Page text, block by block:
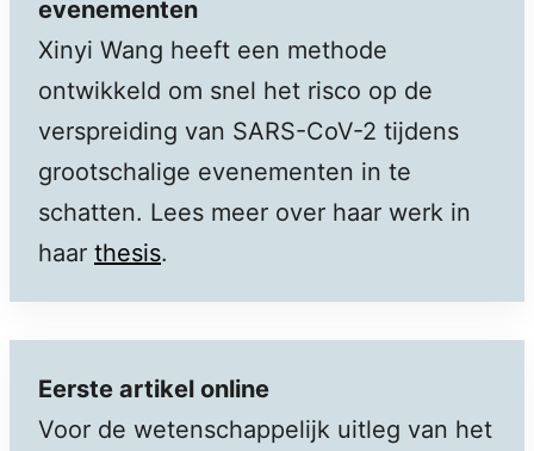
evenementen
Xinyi Wang heeft een methode
ontwikkeld om snel het risco op de
verspreiding van SARS-CoV-2 tijdens
grootschalige evenementen in te
schatten. Lees meer over haar werk in
haar thesis.
Eerste artikel online
Voor de wetenschappelijk uitleg van het